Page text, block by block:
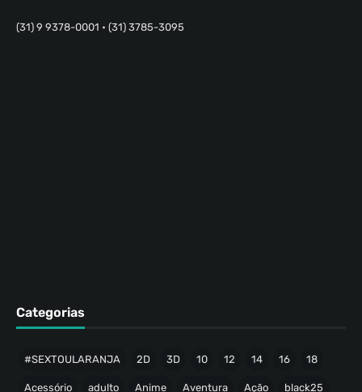
(31) 9 9378-0001 • (31) 3785-3095
Categorias
#SEXTOULARANJA 2D 3D 10 12 14 16 18
Acessório adulto Anime Aventura Ação black25